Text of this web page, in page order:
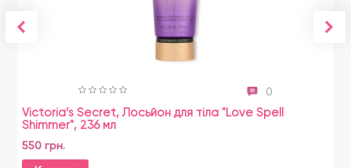
0
Victoria’s Secret, Лосьйон для тіла "Love Spell
Shimmer", 236 мл
550 грн.